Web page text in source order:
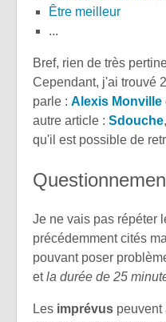
Être meilleur
...
Bref, rien de très
Cependant, j'ai trouvé
parle : Alexis Monville
autre article : Sdouche
qu'il est possible de
Je ne vais pas répéter
précédemment cités
pouvant poser
etla durée de 25
Les imprévus peuvent